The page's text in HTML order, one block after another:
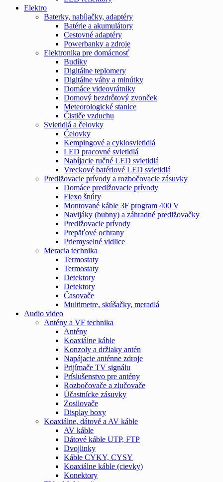
Elektro
Baterky, nabíjačky, adaptéry
Batérie a akumulátory
Cestovné adaptéry
Powerbanky a zdroje
Elektronika pre domácnosť
Budíky
Digitálne teplomery
Digitálne váhy a minútky
Domáce videovrátniky
Domový bezdrôtový zvonček
Meteorologické stanice
Čističe vzduchu
Svietidlá a čelovky
Čelovky
Kempingové a cyklosvietidlá
LED pracovné svietidlá
Nabíjacie ručné LED svietidlá
Vreckové batériové LED svietidlá
Predlžovacie prívody a rozbočovacie zásuvky
Domáce predlžovacie prívody
Flexo šnúry
Montované káble 3F program 400 V
Navijáky (bubny) a záhradné predlžovačky
Predlžovacie prívody
Prepäťové ochrany
Priemyselné vidlice
Meracia technika
Termostaty
Termostaty
Detektory
Detektory
Časovače
Multimetre, skúšačky, meradlá
Audio video
Antény a VF technika
Antény
Koaxiálne káble
Konzoly a držiaky antén
Napájacie anténne zdroje
Prijímače TV signálu
Príslušenstvo pre antény
Rozbočovače a zlučovače
Účastnícke zásuvky
Zosilovače
Display boxy
Koaxiálne, dátové a AV káble
AV káble
Dátové káble UTP, FTP
Dvojlinky
Káble CYKY, CYSY
Koaxiálne káble (cievky)
Konektory